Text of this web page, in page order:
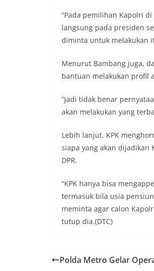
“Pada pemilihan Kapolri
langsung pada presiden
diminta untuk melakukan
Menurut Bambang juga,
bantuan melakukan profil
‎”Jadi tidak benar
akan melakukan yang
Lebih lanjut, KPK
siapa yang akan dijadikan
DPR.
“KPK hanya bisa
termasuk bila usia
meminta agar calon
tutup dia.(DTC)
Polda Metro Gelar